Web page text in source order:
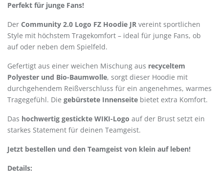
Perfekt für junge Fans!
Der Community 2.0 Logo FZ Hoodie JR vereint sportlichen
Style mit höchstem Tragekomfort – ideal für junge Fans, ob
auf oder neben dem Spielfeld.
Gefertigt aus einer weichen Mischung aus recyceltem
Polyester und Bio-Baumwolle, sorgt dieser Hoodie mit
durchgehendem Reißverschluss für ein angenehmes, warmes
Tragegefühl. Die gebürstete Innenseite bietet extra Komfort.
Das hochwertig gestickte WIKI-Logo auf der Brust setzt ein
starkes Statement für deinen Teamgeist.
Jetzt bestellen und den Teamgeist von klein auf leben!
Details: